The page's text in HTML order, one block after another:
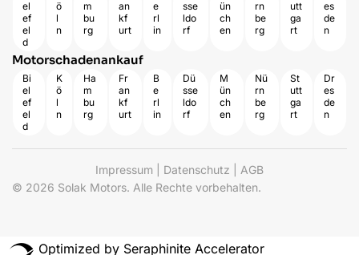
el
ef
el
d
ö
l
n
m
bu
rg
an
kf
urt
e
rl
in
sse
ldo
rf
ün
ch
en
rn
be
rg
utt
ga
rt
es
de
n
Motorschadenankauf
Bi
el
ef
el
d
K
ö
l
n
Ha
m
bu
rg
Fr
an
kf
urt
B
e
rl
in
Dü
sse
ldo
rf
M
ün
ch
en
Nü
rn
be
rg
St
utt
ga
rt
Dr
es
de
n
© 2026 Solak Motors. Alle Rechte vorbehalten.
Impressum Datenschutz AGB
Optimized by Seraphinite Accelerator